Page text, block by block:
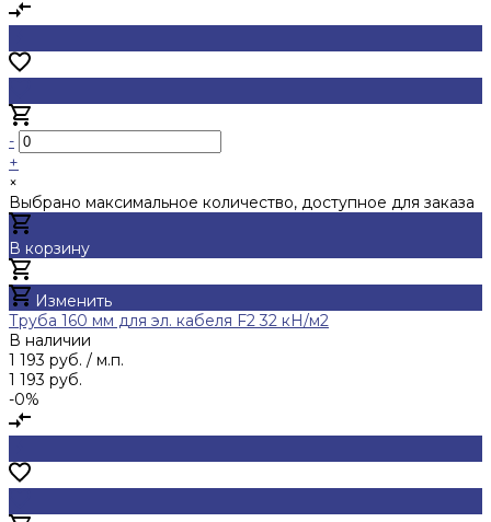
-
+
×
Выбрано максимальное количество, доступное для заказа
В корзину
Изменить
Труба 160 мм для эл. кабеля F2 32 кН/м2
В наличии
1 193 руб. / м.п.
1 193 руб.
-0%